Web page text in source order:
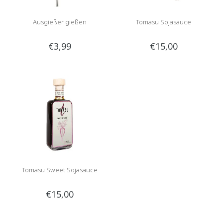
Ausgießer gießen
€3,99
Tomasu Sojasauce
€15,00
Tomasu Sweet Sojasauce
€15,00